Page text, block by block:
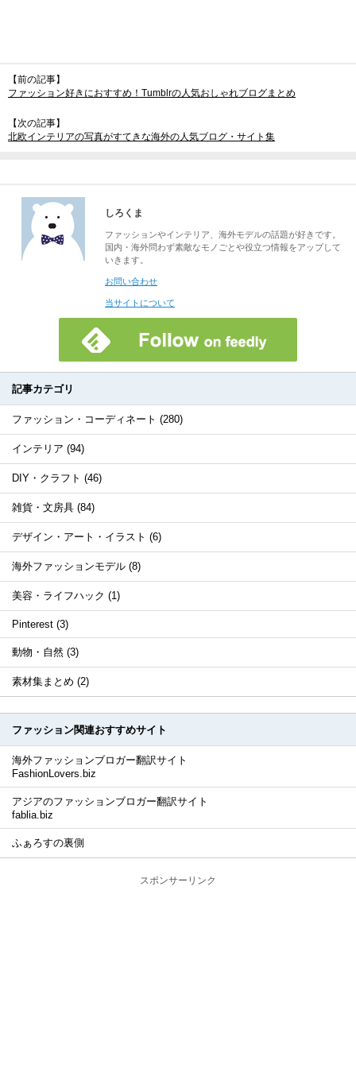
【前の記事】
ファッション好きにおすすめ！Tumblrの人気おしゃれブログまとめ
【次の記事】
北欧インテリアの写真がすてきな海外の人気ブログ・サイト集
しろくま
ファッションやインテリア、海外モデルの話題が好きです。
国内・海外問わず素敵なモノごとや役立つ情報をアップして
いきます。
お問い合わせ
当サイトについて
記事カテゴリ
ファッション・コーディネート (280)
インテリア (94)
DIY・クラフト (46)
雑貨・文房具 (84)
デザイン・アート・イラスト (6)
海外ファッションモデル (8)
美容・ライフハック (1)
Pinterest (3)
動物・自然 (3)
素材集まとめ (2)
ファッション関連おすすめサイト
海外ファッションブロガー翻訳サイト
FashionLovers.biz
アジアのファッションブロガー翻訳サイト
fablia.biz
ふぁろすの裏側
スポンサーリンク